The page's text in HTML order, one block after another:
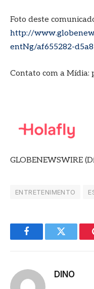
Foto deste
http://
entNg/af655282-
Contato com a Mídia:
GLOBENEWSWIRE
ENTRETENIMENTO
FacebookTwitter
DINO